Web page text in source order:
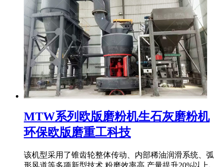
MTW系列欧版磨粉机生石灰磨粉机
环保欧版磨重工科技
该机型采用了锥齿轮整体传动、内部稀油润滑系统、弧
形风道等多项新型技术,粉磨效率高,产量提升20%以上,